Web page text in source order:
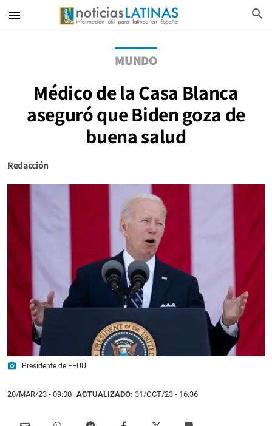
menu search
MUNDO
Médico de la Casa Blanca
aseguró que Biden goza de
buena salud
Redacción
photo_camera Presidente de EEUU
20/MAR/23 - 09:00 ACTUALIZADO: 31/OCT/23 - 16:36